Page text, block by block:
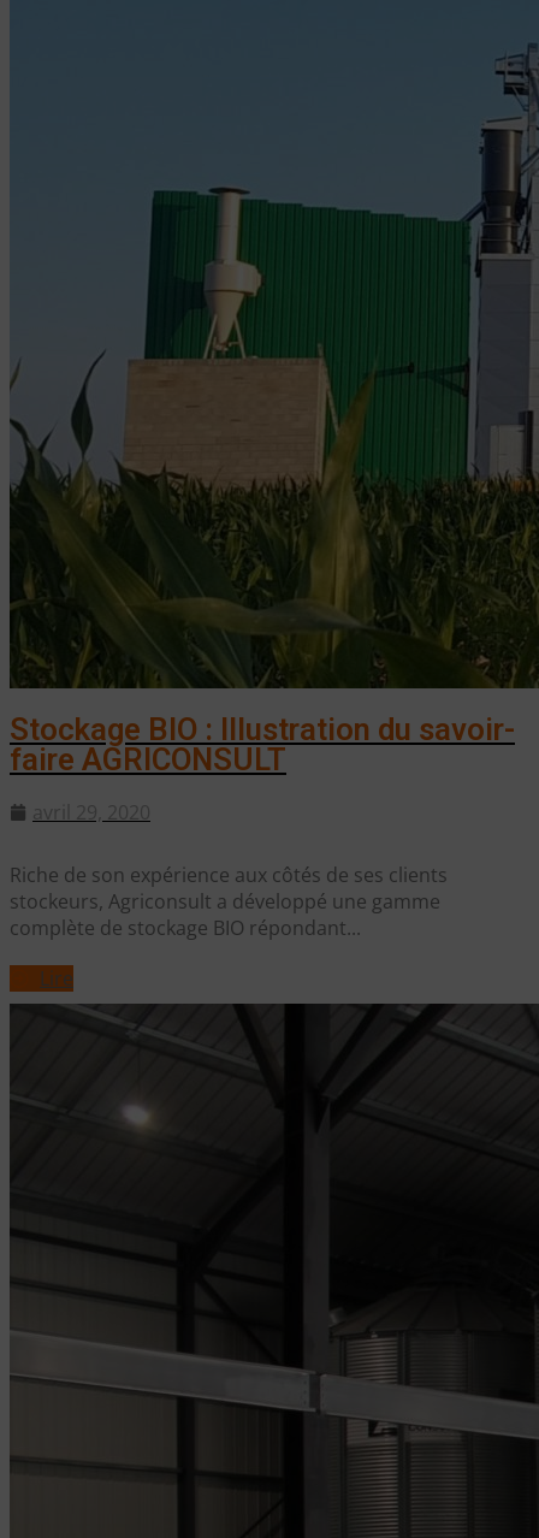
Stockage BIO : Illustration du savoir-
faire AGRICONSULT
avril 29, 2020
Riche de son expérience aux côtés de ses clients
stockeurs, Agriconsult a développé une gamme
complète de stockage BIO répondant...
Lire